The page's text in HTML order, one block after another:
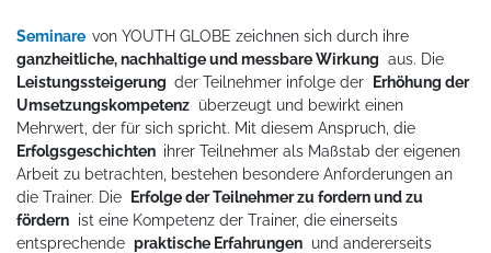
Seminare von YOUTH GLOBE zeichnen sich durch ihre
ganzheitliche, nachhaltige und messbare Wirkung aus. Die
Leistungssteigerung der Teilnehmer infolge der
Erhöhung der
Umsetzungskompetenz überzeugt und bewirkt einen
Mehrwert, der für sich spricht. Mit diesem Anspruch, die
Erfolgsgeschichten ihrer Teilnehmer als Maßstab der eigenen
Arbeit zu betrachten, bestehen besondere Anforderungen an
die Trainer. Die
Erfolge der Teilnehmer zu fordern und zu
fördern ist eine Kompetenz der Trainer, die einerseits
entsprechende praktische Erfahrungen und andererseits